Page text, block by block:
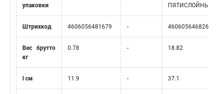
упаковки
ПЯТИСЛОЙНЫЙ
Штрихкод 4606056481679 - 4606056468267
Вес брутто
кг
0.78 - 18.82
l см 11.9 - 37.1